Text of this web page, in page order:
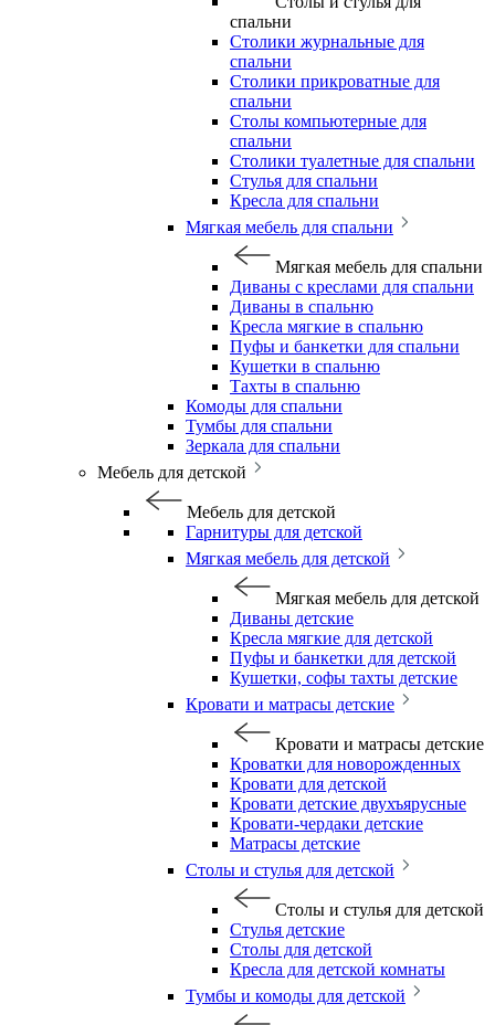
спальни
Столики журнальные для
спальни
Столики прикроватные для
спальни
Столы компьютерные для
спальни
Столики туалетные для спальни
Стулья для спальни
Кресла для спальни
Мягкая мебель для спальни
Мягкая мебель для спальни
Диваны с креслами для спальни
Диваны в спальню
Кресла мягкие в спальню
Пуфы и банкетки для спальни
Кушетки в спальню
Тахты в спальню
Комоды для спальни
Тумбы для спальни
Зеркала для спальни
Мебель для детской
Мебель для детской
Гарнитуры для детской
Мягкая мебель для детской
Мягкая мебель для детской
Диваны детские
Кресла мягкие для детской
Пуфы и банкетки для детской
Кушетки, софы тахты детские
Кровати и матрасы детские
Кровати и матрасы детские
Кроватки для новорожденных
Кровати для детской
Кровати детские двухъярусные
Кровати-чердаки детские
Матрасы детские
Столы и стулья для детской
Столы и стулья для детской
Стулья детские
Столы для детской
Кресла для детской комнаты
Тумбы и комоды для детской